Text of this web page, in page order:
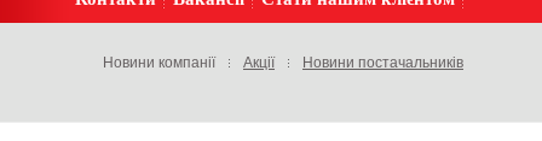
Новини компанії Акції Новини постачальників